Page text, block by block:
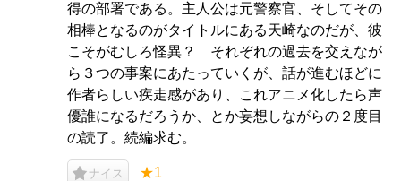
得の部署である。主人公は元警察官、そしてその
相棒となるのがタイトルにある天崎なのだが、彼
こそがむしろ怪異？ それぞれの過去を交えなが
ら３つの事案にあたっていくが、話が進むほどに
作者らしい疾走感があり、これアニメ化したら声
優誰になるだろうか、とか妄想しながらの２度目
の読了。続編求む。
ナイス ★1